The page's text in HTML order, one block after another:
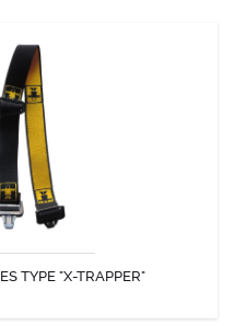
TYPE "X-TRAPPER"
TYPE "X-TRAPPER"
Cotte à Bretelles de type "X-
de Remplacement.